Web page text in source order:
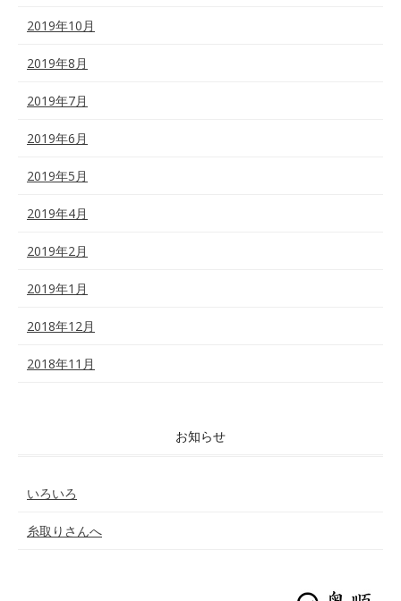
2019年10月
2019年8月
2019年7月
2019年6月
2019年5月
2019年4月
2019年2月
2019年1月
2018年12月
2018年11月
お知らせ
いろいろ
糸取りさんへ